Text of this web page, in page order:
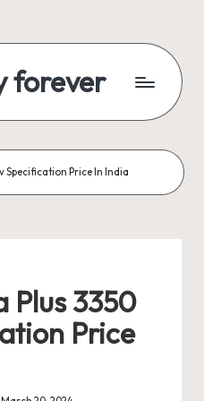
forever
Specification Price In India
Plus 3350
Price